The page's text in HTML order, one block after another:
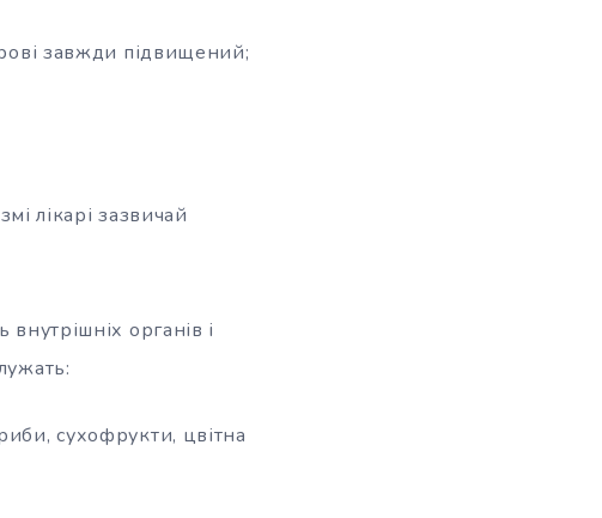
завжди підвищений;
лікарі зазвичай
органів і
сухофрукти, цвітна